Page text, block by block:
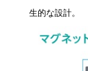
生的な設計。